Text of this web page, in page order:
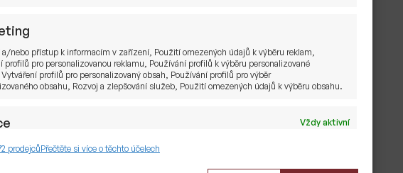
a/nebo přístup k informacím v zařízení, Použití omezených údajů k výběru reklam,
profilů pro personalizovanou reklamu, Používání profilů k výběru personalizované
Vytváření profilů pro personalizovaný obsah, Používání profilů pro výběr
obsahu, Rozvoj a zlepšování služeb, Použití omezených údajů k výběru obsahu.
Vždy aktivní
a kombinování údajů z jiných zdrojů údajů, Propojení různých zařízení,
zařízení na základě automaticky přenášených informací.
prodejcůPřečtěte si více o těchto účelech